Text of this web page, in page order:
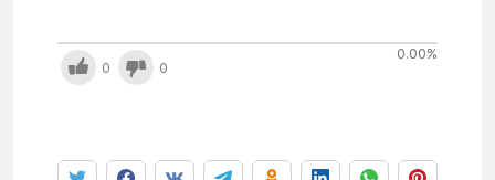
0.00%
0 0